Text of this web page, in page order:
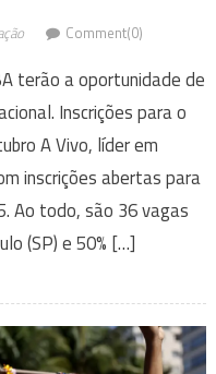
Comment(0)
terão a oportunidade de
Inscrições para o
A Vivo, líder em
inscrições abertas para
Ao todo, são 36 vagas
(SP) e 50% […]